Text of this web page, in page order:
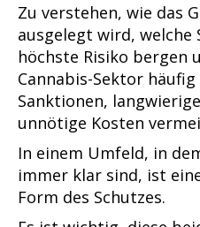
Zu verstehen, wie das
ausgelegt wird, welche
höchste Risiko bergen
Cannabis-Sektor
Sanktionen,
unnötige Kosten
In einem Umfeld, in
immer klar sind, ist
Form des Schutzes.